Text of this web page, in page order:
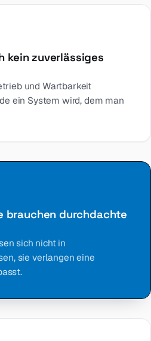
kein zuverlässiges
und Wartbarkeit
ein System wird, dem man
brauchen durchdachte
sich nicht in
sie verlangen eine